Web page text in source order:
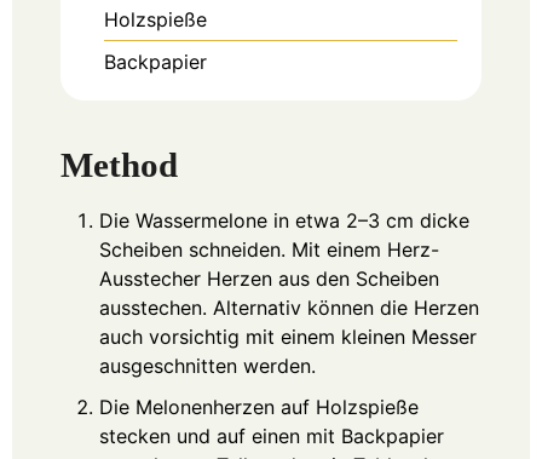
Holzspieße
Backpapier
Method
Die Wassermelone in etwa 2–3 cm dicke
Scheiben schneiden. Mit einem Herz-
Ausstecher Herzen aus den Scheiben
ausstechen. Alternativ können die Herzen
auch vorsichtig mit einem kleinen Messer
ausgeschnitten werden.
Die Melonenherzen auf Holzspieße
stecken und auf einen mit Backpapier